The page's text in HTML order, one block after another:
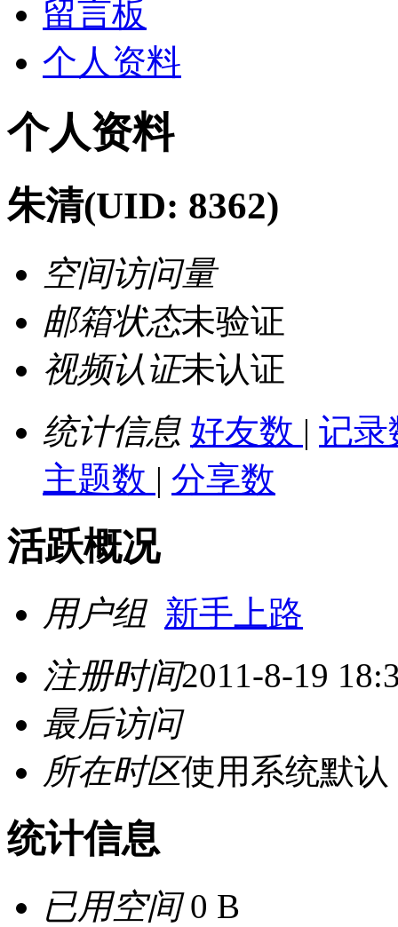
留言板
个人资料
个人资料
朱清(UID: 8362)
空间访问量
邮箱状态未验证
视频认证未认证
统计信息 好友数 | 记
主题数 | 分享数
活跃概况
用户组 新手上路
注册时间2011-8-19
最后访问
所在时区使用系统默认
统计信息
已用空间0 B